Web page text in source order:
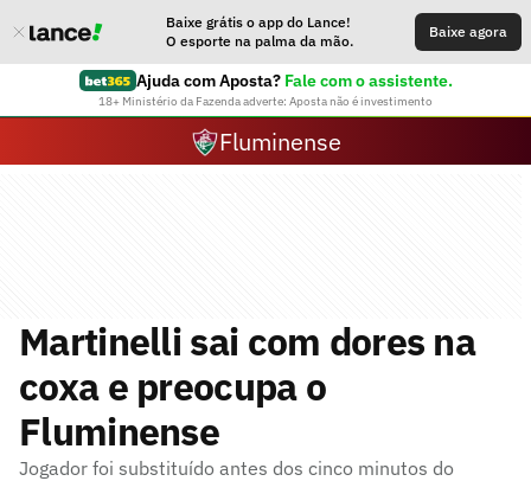
Baixe grátis o app do Lance!
O esporte na palma da mão.
Baixe agora
Ajuda com Aposta? Fale com o assistente.
18+ Ministério da Fazenda adverte: Aposta não é investimento
Fluminense
Martinelli sai com dores na
coxa e preocupa o
Fluminense
Jogador foi substituído antes dos cinco minutos do